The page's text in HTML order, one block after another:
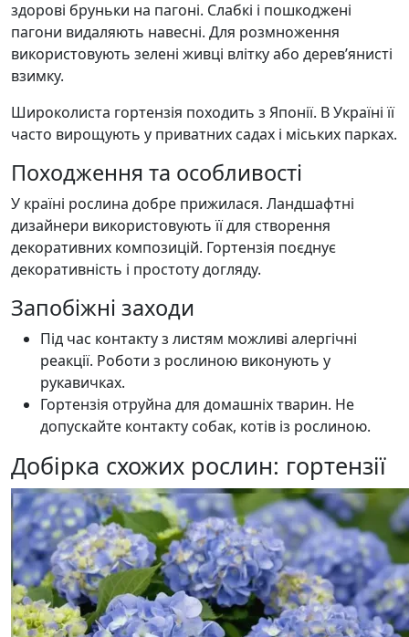
здорові бруньки на пагоні. Слабкі і пошкоджені
пагони видаляють навесні. Для розмноження
використовують зелені живці влітку або дерев’янисті
взимку.
Широколиста гортензія походить з Японії. В Україні її
часто вирощують у приватних садах і міських парках.
Походження та особливості
У країні рослина добре прижилася. Ландшафтні
дизайнери використовують її для створення
декоративних композицій. Гортензія поєднує
декоративність і простоту догляду.
Запобіжні заходи
Під час контакту з листям можливі алергічні
реакції. Роботи з рослиною виконують у
рукавичках.
Гортензія отруйна для домашніх тварин. Не
допускайте контакту собак, котів із рослиною.
Добірка схожих рослин: гортензії